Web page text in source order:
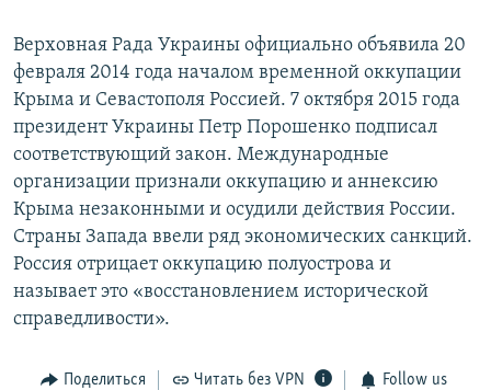
Верховная Рада Украины официально объявила 20
февраля 2014 года началом временной оккупации
Крыма и Севастополя Россией. 7 октября 2015 года
президент Украины Петр Порошенко подписал
соответствующий закон. Международные
организации признали оккупацию и аннексию
Крыма незаконными и осудили действия России.
Страны Запада ввели ряд экономических санкций.
Россия отрицает оккупацию полуострова и
называет это «восстановлением исторической
справедливости».
Поделиться Читать без VPN Follow us